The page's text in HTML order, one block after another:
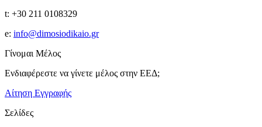
t: +30 211 0108329
e: info@dimosiodikaio.gr
Γίνομαι Μέλος
Ενδιαφέρεστε να γίνετε μέλος στην ΕΕΔ;
Αίτηση Εγγραφής
Σελίδες